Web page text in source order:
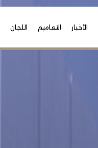
الأخبار التعاميم اللجان